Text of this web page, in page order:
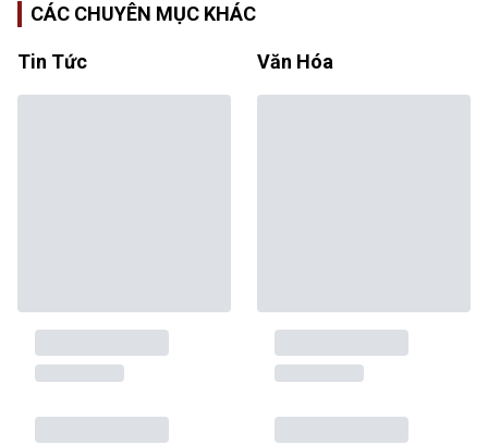
CÁC CHUYÊN MỤC KHÁC
Tin Tức Văn Hóa